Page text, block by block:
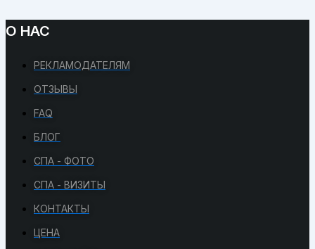
О НАС
РЕКЛАМОДАТЕЛЯМ
ОТЗЫВЫ
FAQ
БЛОГ
СПА - ФОТО
СПА - ВИЗИТЫ
КОНТАКТЫ
ЦЕНА